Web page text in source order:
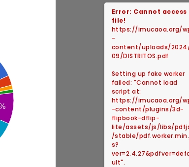
Error: Cannot access
file!
https://imucaoa.org/
-
content/uploads/
09/DISTRITOS.pdf
Setting up fake worker
failed: "Cannot load
script at:
https://imucaoa.org/
-content/plugins/3d-
flipbook-dflip-
lite/assets/js/libs/
/stable/
s?
ult".